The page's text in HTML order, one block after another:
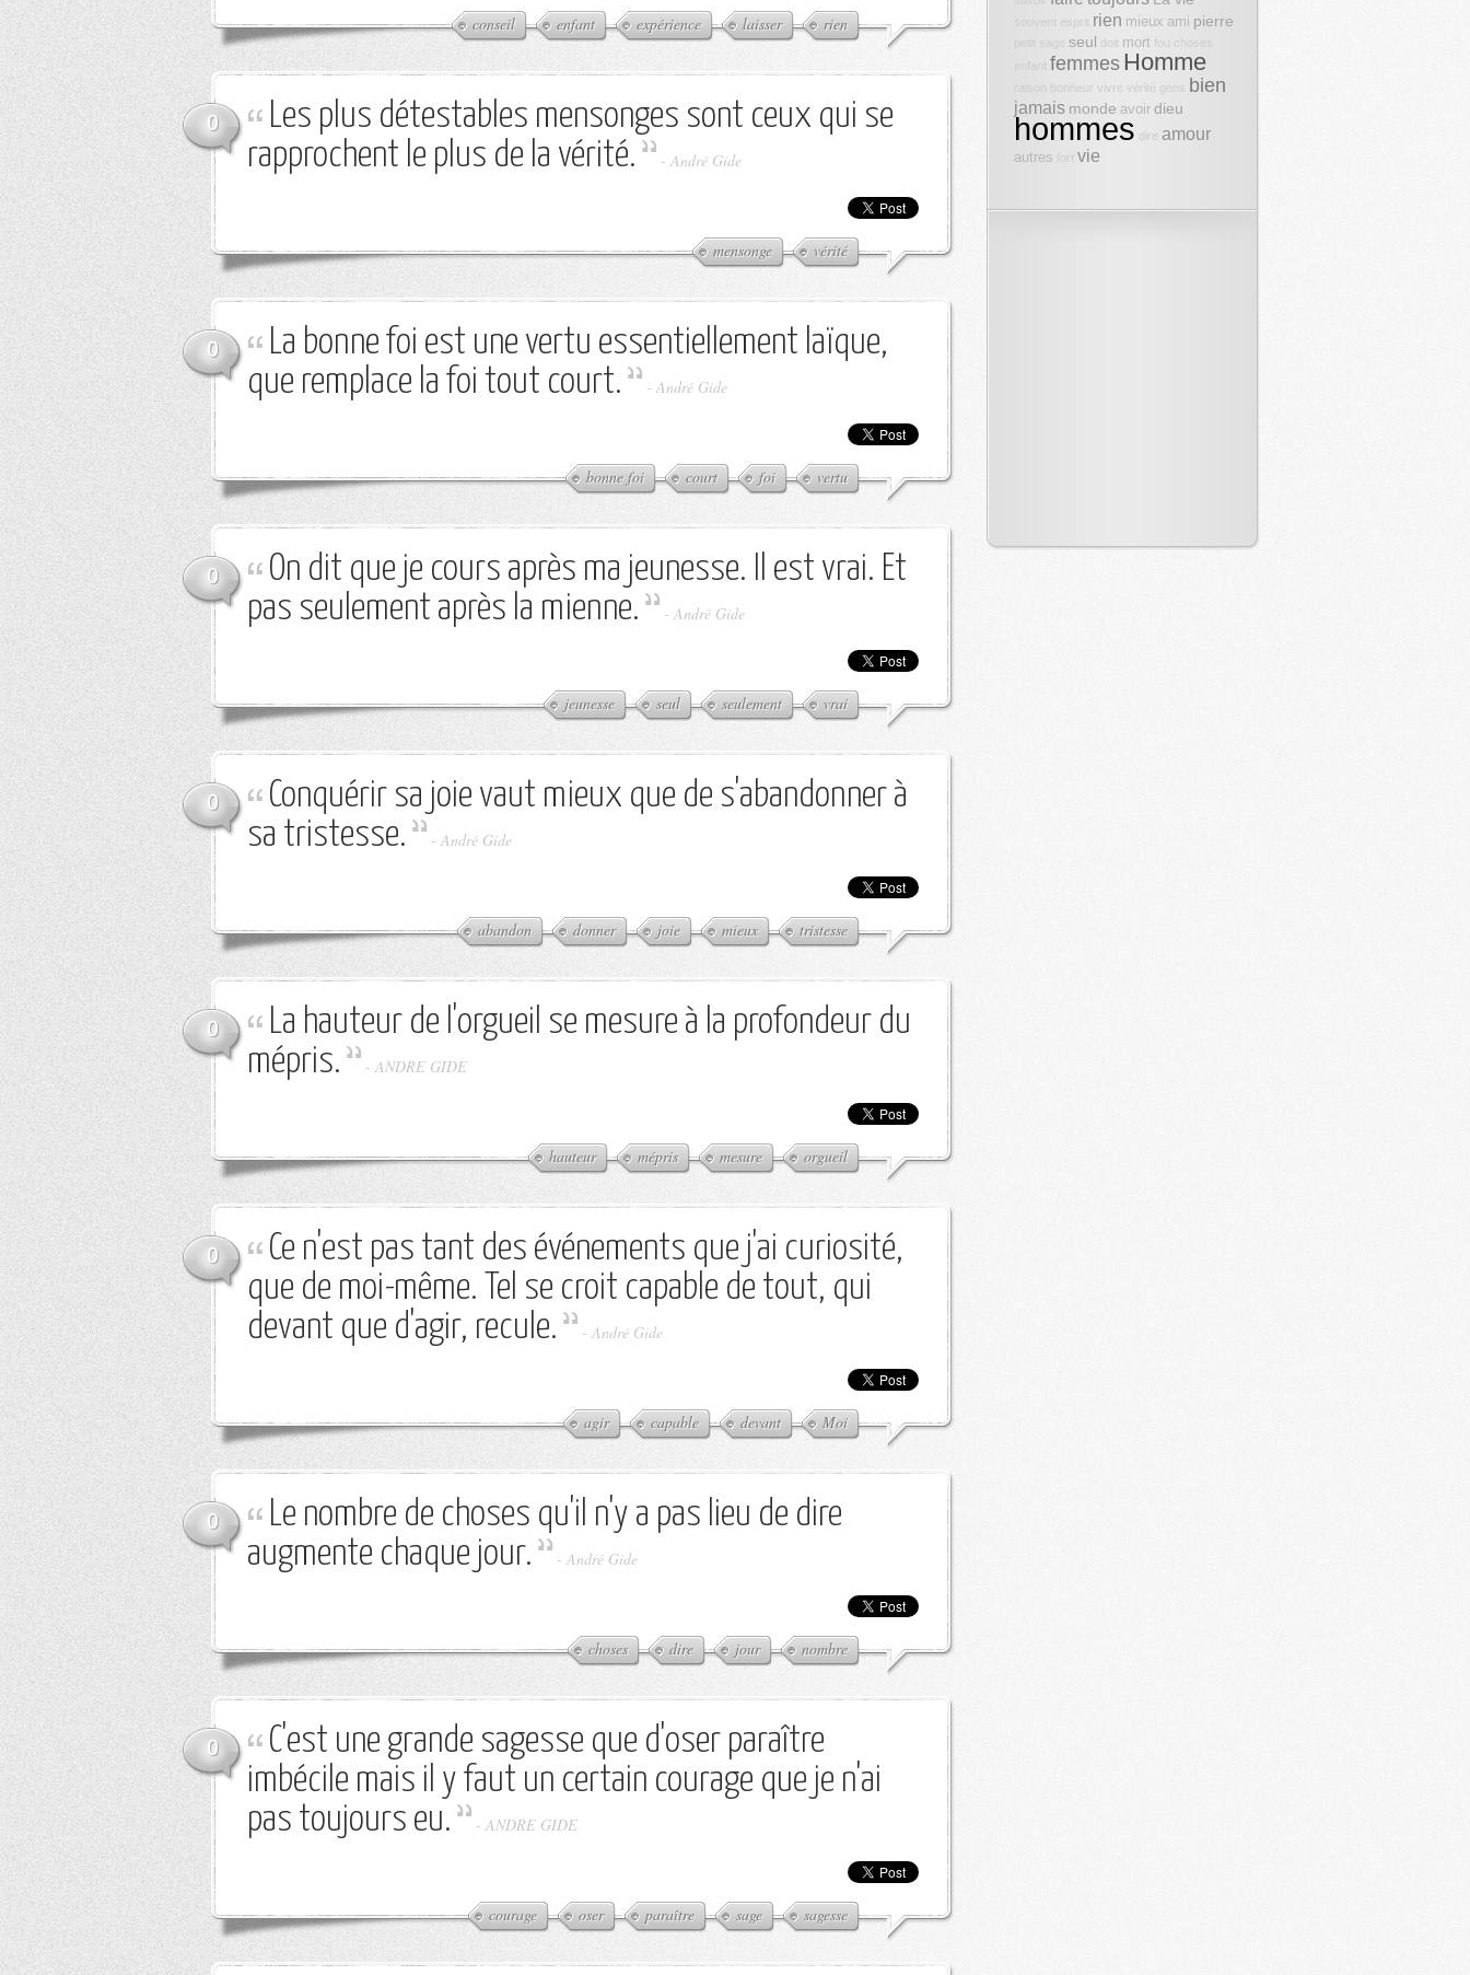
conseil enfant expérience laisser rien
0
Les plus détestables mensonges sont ceux qui se
rapprochent le plus de la vérité.
- André Gide
mensonge vérité
0
La bonne foi est une vertu essentiellement laïque,
que remplace la foi tout court.
- André Gide
bonne foi court foi vertu
0
On dit que je cours après ma jeunesse. Il est vrai. Et
pas seulement après la mienne.
- André Gide
jeunesse seul seulement vrai
0
Conquérir sa joie vaut mieux que de s'abandonner à
sa tristesse.
- André Gide
abandon donner joie mieux tristesse
0
La hauteur de l'orgueil se mesure à la profondeur du
mépris.
- ANDRE GIDE
hauteur mépris mesure orgueil
0
Ce n'est pas tant des événements que j'ai curiosité,
que de moi-même. Tel se croit capable de tout, qui
devant que d'agir, recule.
- André Gide
agir capable devant Moi
0
Le nombre de choses qu'il n'y a pas lieu de dire
augmente chaque jour.
- André Gide
choses dire jour nombre
0
C'est une grande sagesse que d'oser paraître
imbécile mais il y faut un certain courage que je n'ai
pas toujours eu.
- ANDRE GIDE
courage oser paraître sage sagesse
souvent esprit rien mieux ami pierre
sage seul doit mort fou
choses
femmes Homme
bonheur vivre vérité gens bien
jamais monde avoir dieu
hommes dire amour
autres fort vie